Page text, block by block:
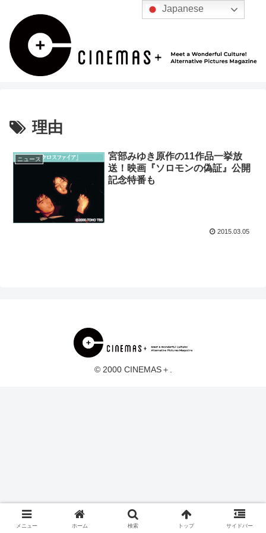
理由
ニュース
宮部みゆき原作の11作品一挙放
送！映画『ソロモンの偽証』公開
記念特番も
2015.03.05
© 2000 CINEMAS＋.
メニュー ホーム 検索 トップ サイドバー
Japanese